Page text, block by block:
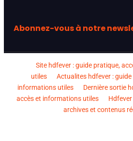
Abonnez-vous à notre
Site hdfever : guide pratique,
utiles
Actualites hdfever :
informations utiles
Dernière sortie
accès et informations utiles
archives et contenus